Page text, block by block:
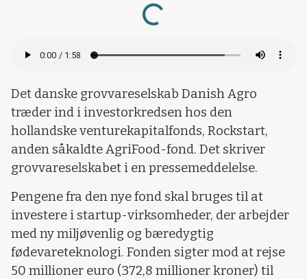
Loading...
Det danske grovvareselskab Danish Agro
træder ind i investorkredsen hos den
hollandske venturekapitalfonds, Rockstart,
anden såkaldte AgriFood-fond. Det skriver
grovvareselskabet i en pressemeddelelse.
Pengene fra den nye fond skal bruges til at
investere i startup-virksomheder, der arbejder
med ny miljøvenlig og bæredygtig
fødevareteknologi. Fonden sigter mod at rejse
50 millioner euro (372,8 millioner kroner) til